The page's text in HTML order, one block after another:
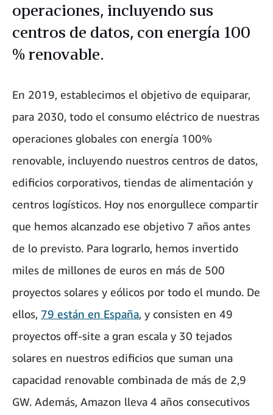
operaciones, incluyendo sus
centros de datos, con energía 100
% renovable.
En 2019, establecimos el objetivo de equiparar,
para 2030, todo el consumo eléctrico de nuestras
operaciones globales con energía 100%
renovable, incluyendo nuestros centros de datos,
edificios corporativos, tiendas de alimentación y
centros logísticos. Hoy nos enorgullece compartir
que hemos alcanzado ese objetivo 7 años antes
de lo previsto. Para lograrlo, hemos invertido
miles de millones de euros en más de 500
proyectos solares y eólicos por todo el mundo. De
ellos, 79 están en España, y consisten en 49
proyectos off-site a gran escala y 30 tejados
solares en nuestros edificios que suman una
capacidad renovable combinada de más de 2,9
GW. Además, Amazon lleva 4 años consecutivos